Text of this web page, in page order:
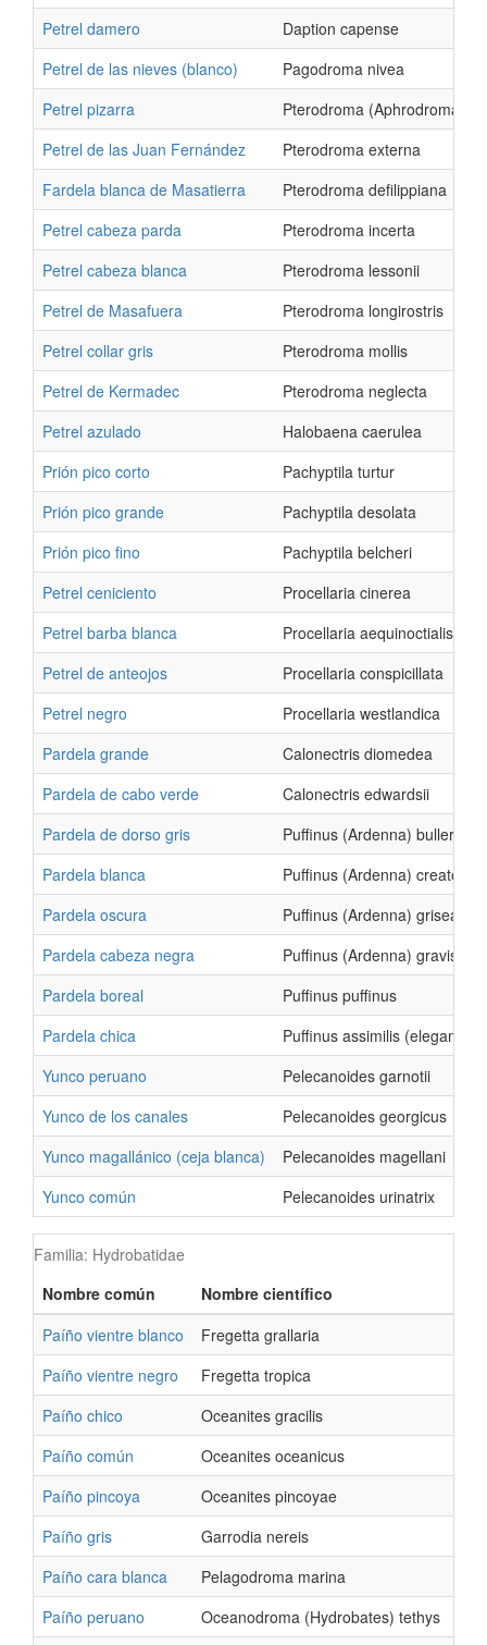
Petrel damero
Daption capense
Petrel de las nieves (blanco)
Pagodroma nivea
Petrel pizarra
Pterodroma (Aphrodroma)
Petrel de las Juan Fernández
Pterodroma externa
Fardela blanca de Masatierra
Pterodroma defilippiana
Petrel cabeza parda
Pterodroma incerta
Petrel cabeza blanca
Pterodroma lessonii
Petrel de Masafuera
Pterodroma longirostris
Petrel collar gris
Pterodroma mollis
Petrel de Kermadec
Pterodroma neglecta
Petrel azulado
Halobaena caerulea
Prión pico corto
Pachyptila turtur
Prión pico grande
Pachyptila desolata
Prión pico fino
Pachyptila belcheri
Petrel ceniciento
Procellaria cinerea
Petrel barba blanca
Procellaria aequinoctialis
Petrel de anteojos
Procellaria conspicillata
Petrel negro
Procellaria westlandica
Pardela grande
Calonectris diomedea
Pardela de cabo verde
Calonectris edwardsii
Pardela de dorso gris
Puffinus (Ardenna) bulleri
Pardela blanca
Puffinus (Ardenna) creatopus
Pardela oscura
Puffinus (Ardenna) grisea
Pardela cabeza negra
Puffinus (Ardenna) gravis
Pardela boreal
Puffinus puffinus
Pardela chica
Puffinus assimilis (elegans)
Yunco peruano
Pelecanoides garnotii
Yunco de los canales
Pelecanoides georgicus
Yunco magallánico (ceja blanca)
Pelecanoides magellani
Yunco común
Pelecanoides urinatrix
Familia: Hydrobatidae
Nombre común
Nombre científico
Paíño vientre blanco
Fregetta grallaria
Paíño vientre negro
Fregetta tropica
Paíño chico
Oceanites gracilis
Paíño común
Oceanites oceanicus
Paíño pincoya
Oceanites pincoyae
Paíño gris
Garrodia nereis
Paíño cara blanca
Pelagodroma marina
Paíño peruano
Oceanodroma (Hydrobates) tethys